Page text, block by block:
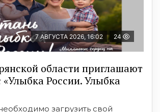
7 АВГУСТА 2026, 16:02 24
области приглашают
«Улыбка России. Улыбка
загрузить свой